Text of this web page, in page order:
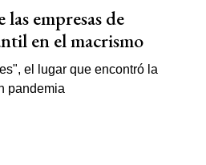
empresas de
en el macrismo